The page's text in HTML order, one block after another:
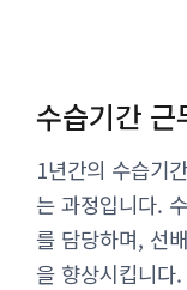
수습기간 근
1년간의 수습기
는 과정입니다.
를 담당하며, 선
을 향상시킵니다